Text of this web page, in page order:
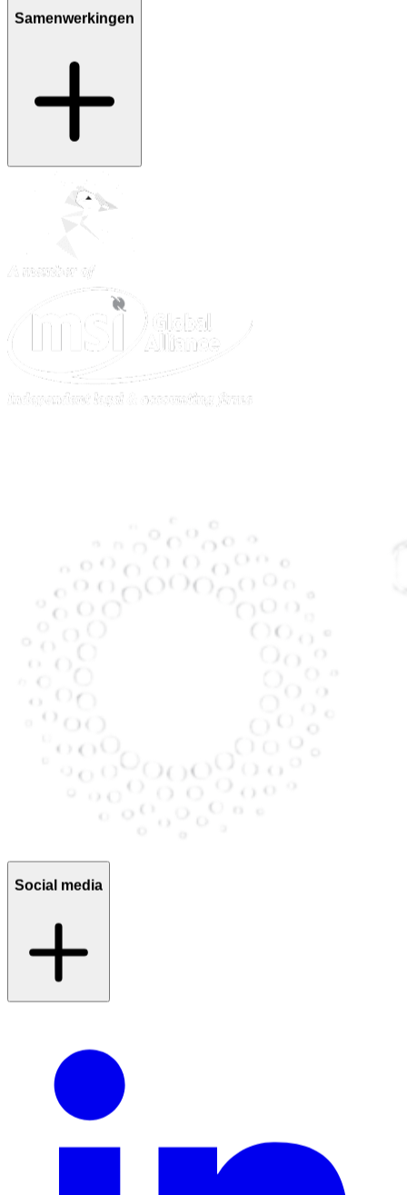
Samenwerkingen
Social media